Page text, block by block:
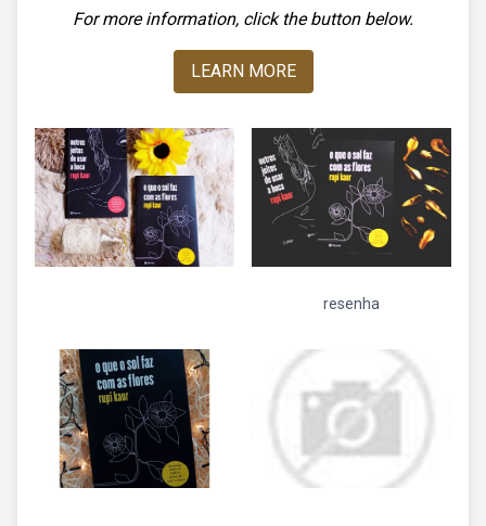
For more information, click the button below.
LEARN MORE
resenha